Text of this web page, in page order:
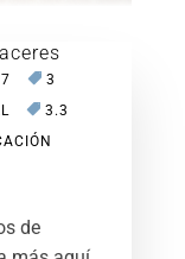
3
3.3
de